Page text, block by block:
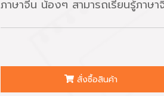
ภาษาจีน น้องๆ สามารถเรียนรู้ภาษ
สั่งซื้อสินค้า